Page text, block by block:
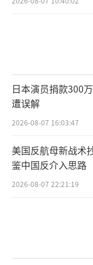
日本演员捐款300
遭误解
2026-08-07 16:03:47
美国反航母新战术
鉴中国反介入思路
2026-08-07 22:21:19